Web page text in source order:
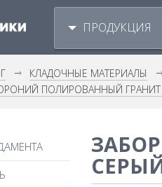
ПРОДУКЦИЯ
КЛАДОЧНЫЕ МАТЕРИАЛЫ
ПОЛИРОВАННЫЙ ГРАНИТ
СЕРЫЙ